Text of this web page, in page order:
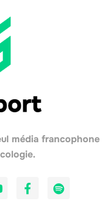
média francophone